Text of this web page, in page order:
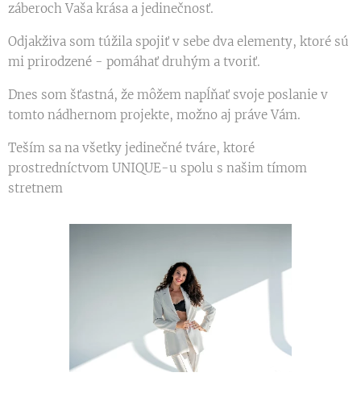
záberoch Vaša krása a jedinečnosť.
Odjakživa som túžila spojiť v sebe dva elementy, ktoré sú
mi prirodzené - pomáhať druhým a tvoriť.
Dnes som šťastná, že môžem napĺňať svoje poslanie v
tomto nádhernom projekte, možno aj práve Vám.
Teším sa na všetky jedinečné tváre, ktoré
prostredníctvom UNIQUE-u spolu s našim tímom
stretnem 🥰